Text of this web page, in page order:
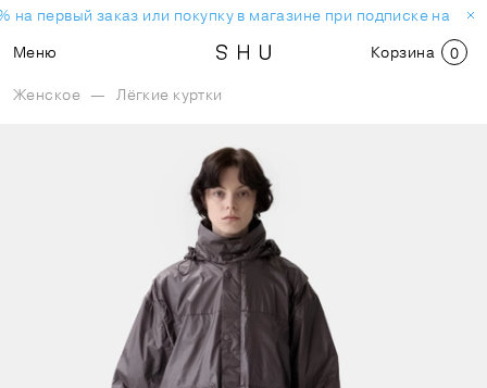
на первый заказ или покупку в магазине при подписке на
Меню
Корзина 0
Женское — Лёгкие куртки